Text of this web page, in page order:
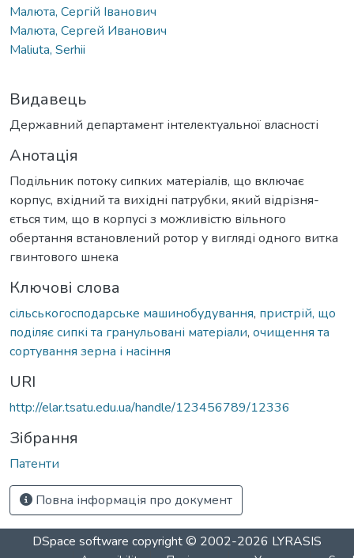
Малюта, Сергій Іванович
Малюта, Сергей Иванович
Maliuta, Serhii
Видавець
Державний департамент інтелектуальної власності
Анотація
Подільник потоку сипких матеріалів, що включає
корпус, вхідний та вихідні патрубки, який відрізня-
ється тим, що в корпусі з можливістю вільного
обертання встановлений ротор у вигляді одного витка
гвинтового шнека
Ключові слова
сільськогосподарське машинобудування, пристрій, що
поділяє сипкі та гранульовані матеріали, очищення та
сортування зерна і насіння
URI
http://elar.tsatu.edu.ua/handle/123456789/12336
Зібрання
Патенти
Повна інформація про документ
DSpace software copyright © 2002-2026 LYRASIS